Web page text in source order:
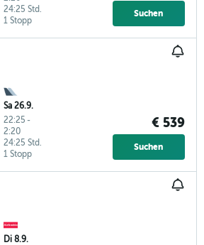
1 Stopp
24:25 Std. Suchen
Sa 26.9.
22:25 -
2:20
1 Stopp
24:25 Std.
€ 539
Suchen
Di 8.9.